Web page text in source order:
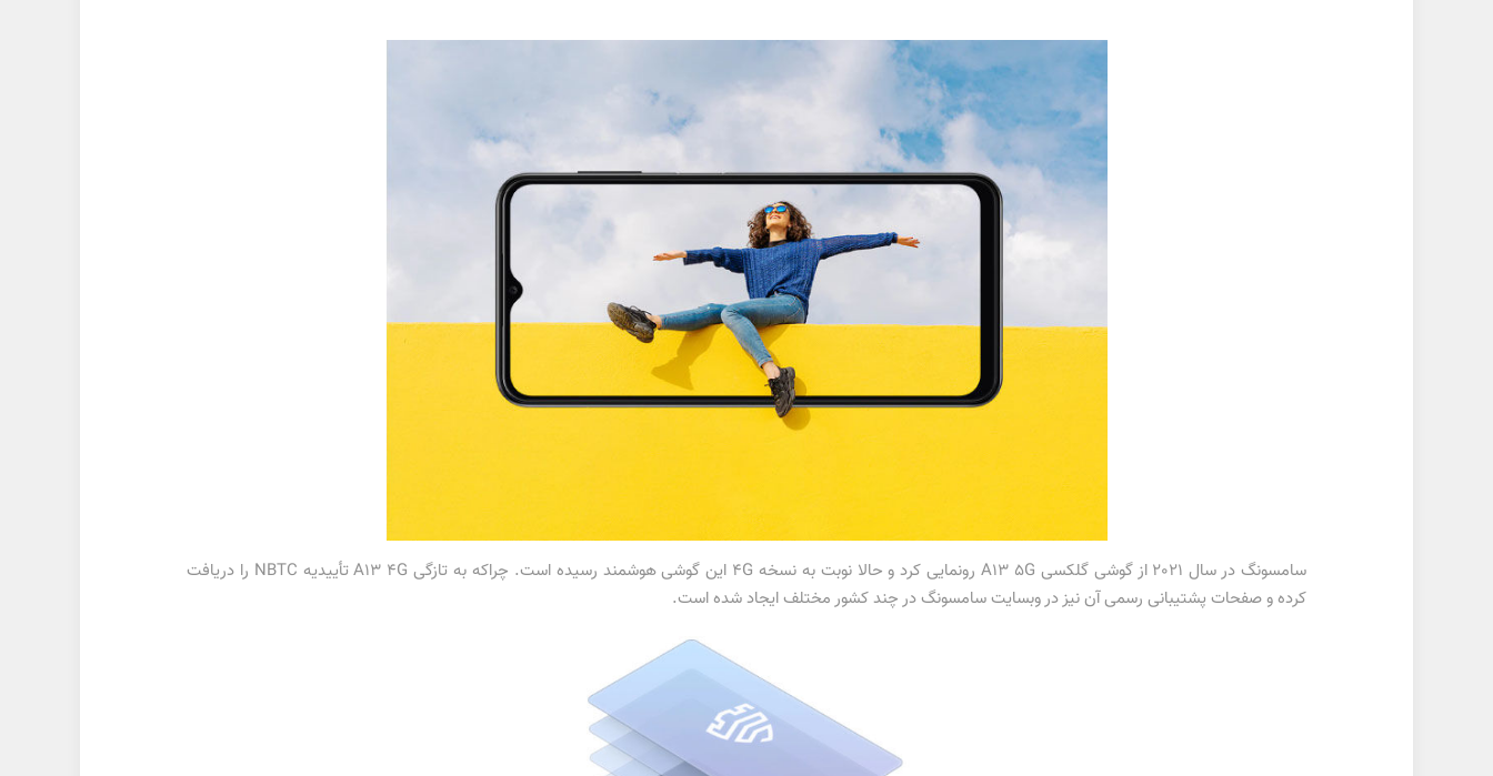
سامسونگ در سال 2021 از گوشی گلکسی A13 5G رونمایی کرد و حالا نوبت به نسخه 4G این گوشی هوشمند رسیده است. چراکه به تازگی A13 4G تأییدیه NBTC را دریافت
کرده و صفحات پشتیبانی رسمی آن نیز در وبسایت سامسونگ در چند کشور مختلف ایجاد شده است.